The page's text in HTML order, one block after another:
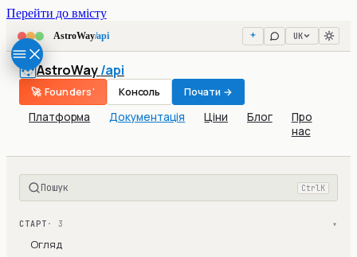
Перейти до вмісту
AstroWay/api UK
AstroWay/api
Платформа Документація Ціни Блог
Про
нас
🚀 Founders' Консоль Почати →
Пошук Ctrl K
СТАРТ · 3 ▾
Огляд